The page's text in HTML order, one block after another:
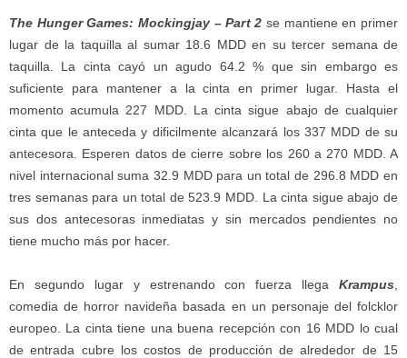
The Hunger Games: Mockingjay – Part 2 se mantiene en primer
lugar de la taquilla al sumar 18.6 MDD en su tercer semana de
taquilla. La cinta cayó un agudo 64.2 % que sin embargo es
suficiente para mantener a la cinta en primer lugar. Hasta el
momento acumula 227 MDD. La cinta sigue abajo de cualquier
cinta que le anteceda y dificilmente alcanzará los 337 MDD de su
antecesora. Esperen datos de cierre sobre los 260 a 270 MDD. A
nivel internacional suma 32.9 MDD para un total de 296.8 MDD en
tres semanas para un total de 523.9 MDD. La cinta sigue abajo de
sus dos antecesoras inmediatas y sin mercados pendientes no
tiene mucho más por hacer.
En segundo lugar y estrenando con fuerza llega Krampus
comedia de horror navideña basada en un personaje del folcklor
europeo. La cinta tiene una buena recepción con 16 MDD lo cual
de entrada cubre los costos de producción de alrededor de 15